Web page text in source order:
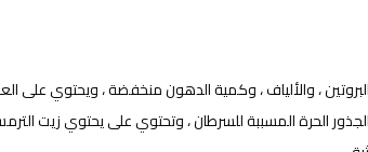
، والألياف ، وكمية الدهون منخفضة ، ويحتوي على
الحرة المسببة للسرطان ، وتحتوي على يحتوي زيت